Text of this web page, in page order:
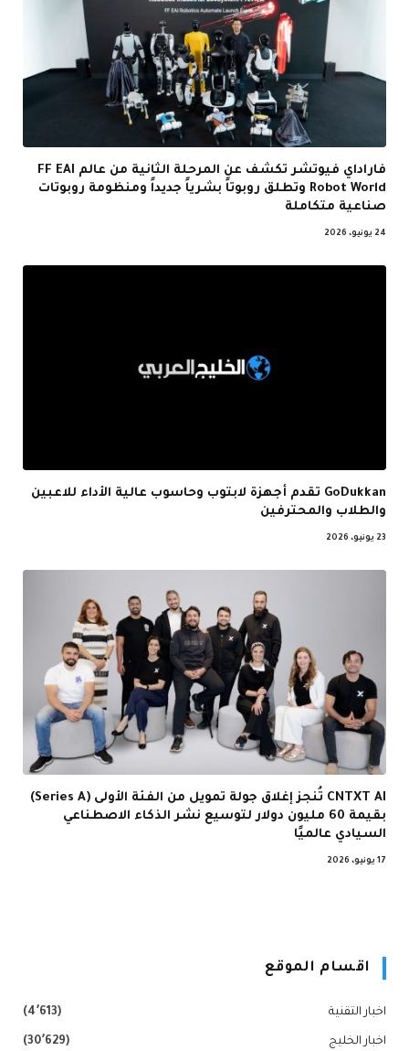
فاراداي فيوتشر تكشف عن المرحلة الثانية من عالم FF EAI
Robot World وتطلق روبوتاً بشرياً جديداً ومنظومة روبوتات
صناعية متكاملة
24 يونيو، 2026
GoDukkan تقدم أجهزة لابتوب وحاسوب عالية الأداء للاعبين
والطلاب والمحترفين
23 يونيو، 2026
CNTXT AI تُنجز إغلاق جولة تمويل من الفئة الأولى (Series A)
بقيمة 60 مليون دولار لتوسيع نشر الذكاء الاصطناعي
السيادي عالميًا
17 يونيو، 2026
اقسام الموقع
اخبار التقنية (4٬613)
اخبار الخليج (30٬629)